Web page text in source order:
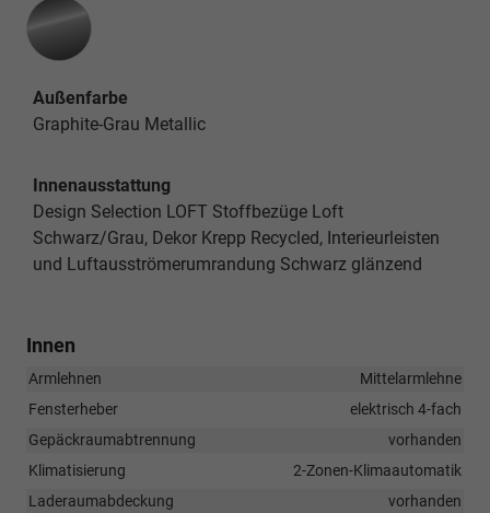
Außenfarbe
Graphite-Grau Metallic
Innenausstattung
Design Selection LOFT Stoffbezüge Loft
Schwarz/Grau, Dekor Krepp Recycled, Interieurleisten
und Luftausströmerumrandung Schwarz glänzend
Innen
Armlehnen
Mittelarmlehne
Fensterheber
elektrisch 4-fach
Gepäckraumabtrennung
vorhanden
Klimatisierung
2-Zonen-Klimaautomatik
Laderaumabdeckung
vorhanden